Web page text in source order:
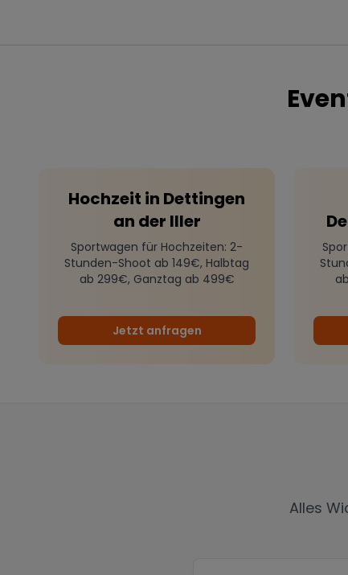
Hochzeit in Dettingen
an der Iller
Sportwagen für Hochzeiten: 2-
Stunden-Shoot ab 149€, Halbtag
ab 299€, Ganztag ab 499€
Jetzt anfragen
Alles